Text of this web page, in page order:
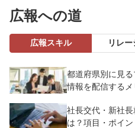
広報への道
広報スキル リレ
都道府県別に見
情報を配信する
社長交代・新社
は？項目・ポイ